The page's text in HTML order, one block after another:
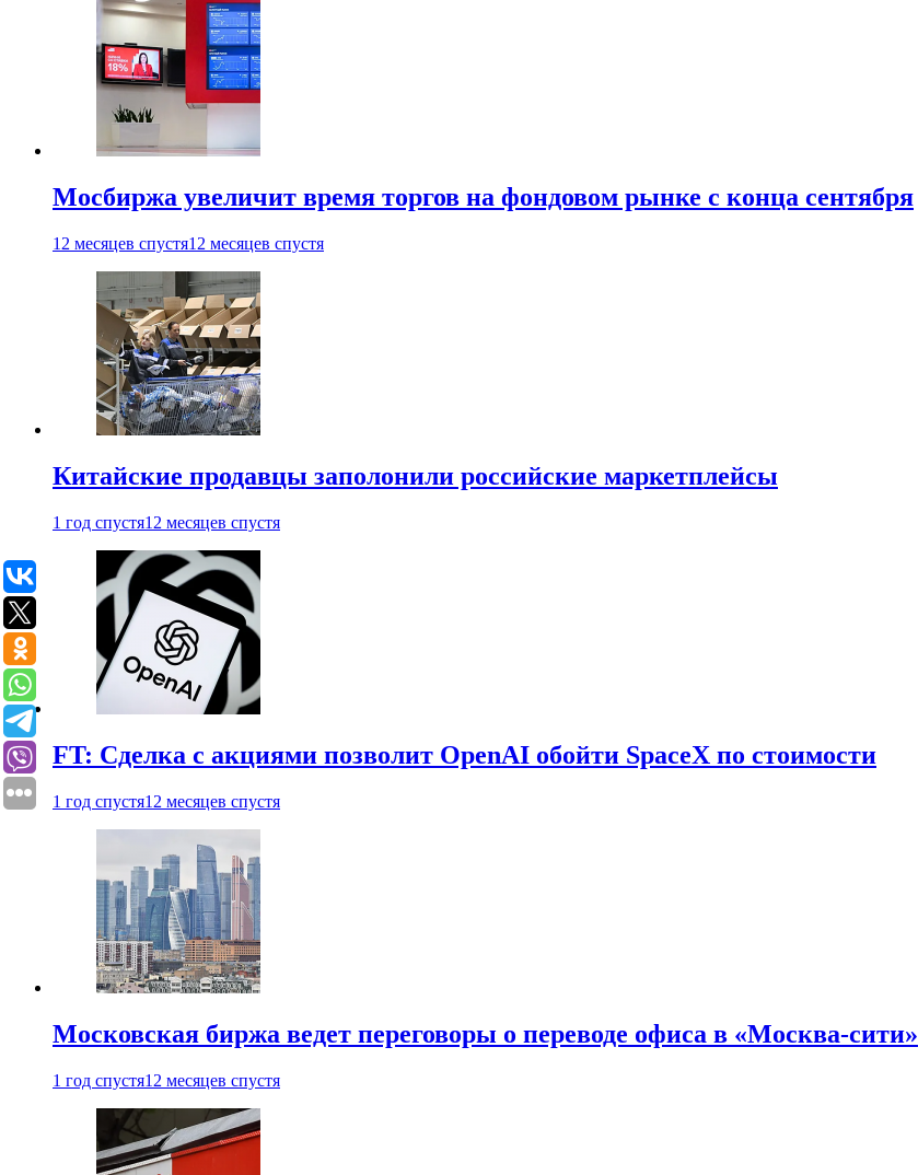
Мосбиржа увеличит время торгов на фондовом рынке с конца сентября
12 месяцев спустя12 месяцев спустя
Китайские продавцы заполонили российские маркетплейсы
1 год спустя12 месяцев спустя
FT: Сделка с акциями позволит OpenAI обойти SpaceX по стоимости
1 год спустя12 месяцев спустя
Московская биржа ведет переговоры о переводе офиса в «Москва-сити»
1 год спустя12 месяцев спустя